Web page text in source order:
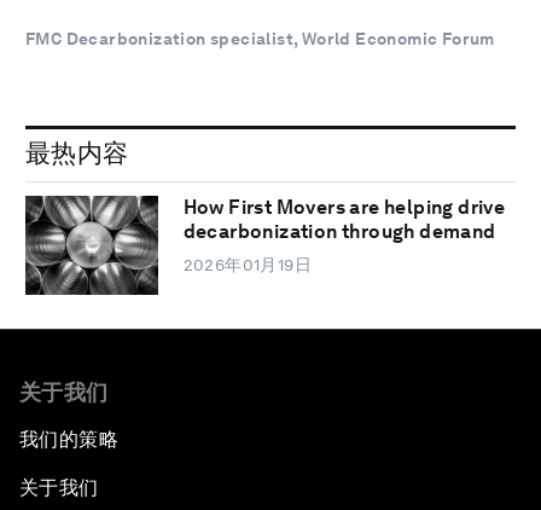
FMC Decarbonization specialist, World Economic Forum
最热内容
How First Movers are helping drive
decarbonization through demand
2026年01月19日
关于我们
我们的策略
关于我们